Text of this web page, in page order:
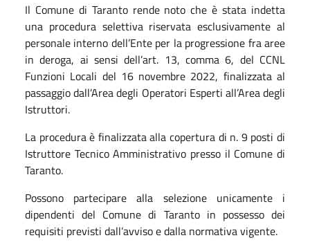
Il Comune di Taranto rende noto che è stata indetta
una procedura selettiva riservata esclusivamente al
personale interno dell’Ente per la progressione fra aree
in deroga, ai sensi dell’art. 13, comma 6, del CCNL
Funzioni Locali del 16 novembre 2022, finalizzata al
passaggio dall’Area degli Operatori Esperti all’Area degli
Istruttori.
La procedura è finalizzata alla copertura di n. 9 posti di
Istruttore Tecnico Amministrativo presso il Comune di
Taranto.
Possono partecipare alla selezione unicamente i
dipendenti del Comune di Taranto in possesso dei
requisiti previsti dall’avviso e dalla normativa vigente.